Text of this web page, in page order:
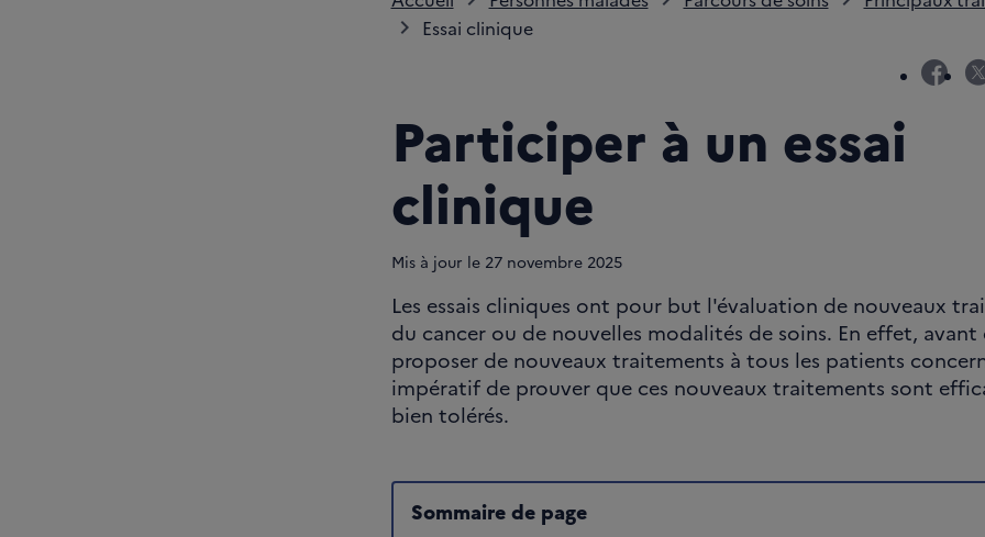
Essai clinique
Participer à un essai
clinique
Mis à jour le 27novembre 2025
Les essais cliniques ont pour but l'évaluation de nouveaux
du cancer ou de nouvelles modalités de soins. En effet, avant
proposer de nouveaux traitements à tous les patients
impératif de prouver que ces nouveaux traitements sont
bien tolérés.
Sommaire de page